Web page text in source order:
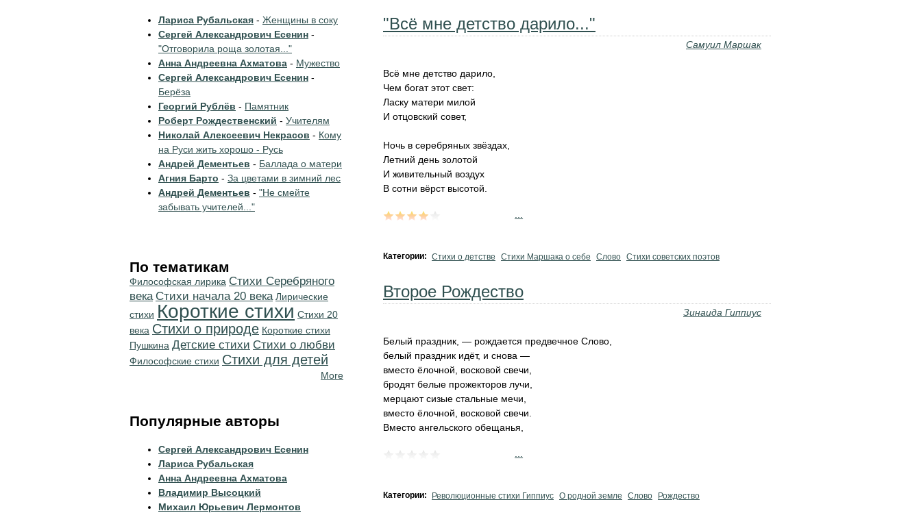
"Всё мне детство дарило..."
Самуил Маршак
Всё мне детство дарило,
Чем богат этот свет:
Ласку матери милой
И отцовский совет,
Ночь в серебряных звёздах,
Летний день золотой
И живительный воздух
В сотни вёрст высотой.
Категории: Стихи о детстве Стихи Маршака о себе Слово Стихи советских поэтов
Второе Рождество
Зинаида Гиппиус
Белый праздник, — рождается предвечное Слово,
белый праздник идёт, и снова —
вместо ёлочной, восковой свечи,
бродят белые прожекторов лучи,
мерцают сизые стальные мечи,
вместо ёлочной, восковой свечи.
Вместо ангельского обещанья,
Категории: Революционные стихи Гиппиус О родной земле Слово Рождество
Лариса Рубальская - Женщины в соку
Сергей Александрович Есенин -
"Отговорила роща золотая..."
Анна Андреевна Ахматова - Мужество
Сергей Александрович Есенин -
Берёза
Георгий Рублёв - Памятник
Роберт Рождественский - Учителям
Николай Алексеевич Некрасов - Кому
на Руси жить хорошо - Русь
Андрей Дементьев - Баллада о матери
Агния Барто - За цветами в зимний лес
Андрей Дементьев - "Не смейте
забывать учителей..."
По тематикам
Философская лирика Cтихи Серебряного
века Cтихи начала 20 века Лирические
стихи Короткие стихи Стихи 20
века Стихи о природе Короткие стихи
Пушкина Детские стихи Стихи о любви
Философские стихи Стихи для детей
More
Популярные авторы
Сергей Александрович Есенин
Лариса Рубальская
Анна Андреевна Ахматова
Владимир Высоцкий
Михаил Юрьевич Лермонтов